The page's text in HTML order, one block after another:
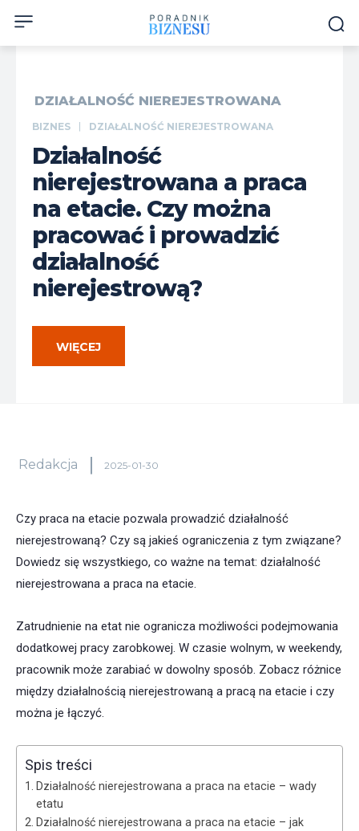
DZIAŁALNOŚĆ NIEREJESTROWANA
BIZNES DZIAŁALNOŚĆ NIEREJESTROWANA
Działalność
nierejestrowana a praca
na etacie. Czy można
pracować i prowadzić
działalność
nierejestrową?
WIĘCEJ
Redakcja 2025-01-30
Czy praca na etacie pozwala prowadzić działalność
nierejestrowaną? Czy są jakieś ograniczenia z tym związane?
Dowiedz się wszystkiego, co ważne na temat: działalność
nierejestrowana a praca na etacie.
Zatrudnienie na etat nie ogranicza możliwości podejmowania
dodatkowej pracy zarobkowej. W czasie wolnym, w weekendy,
pracownik może zarabiać w dowolny sposób. Zobacz różnice
między działalnością nierejestrowaną a pracą na etacie i czy
można je łączyć.
Spis treści
Działalność nierejestrowana a praca na etacie – wady
etatu
Działalność nierejestrowana a praca na etacie – jak